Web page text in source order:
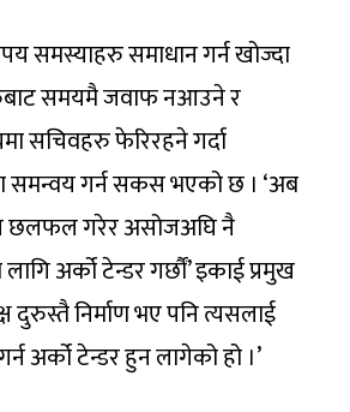
समस्याहरु समाधान गर्न खोज्दा
समयमै जवाफ नआउने र
सचिवहरु फेरिरहने गर्दा
समन्वय गर्न सकस भएको छ । ‘अब
छलफल गरेर असोजअघि नै
अर्को टेन्डर गर्छौं’ इकाई प्रमुख
दुरुस्तै निर्माण भए पनि त्यसलाई
अर्को टेन्डर हुन लागेको हो ।’